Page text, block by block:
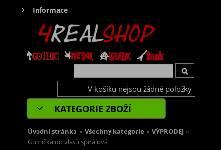
Informace
V košíku nejsou žádné položky
KATEGORIE ZBOŽÍ
Úvodní stránka » Všechny kategorie » VÝPRODEJ »
Gumička do vlasů spirálová